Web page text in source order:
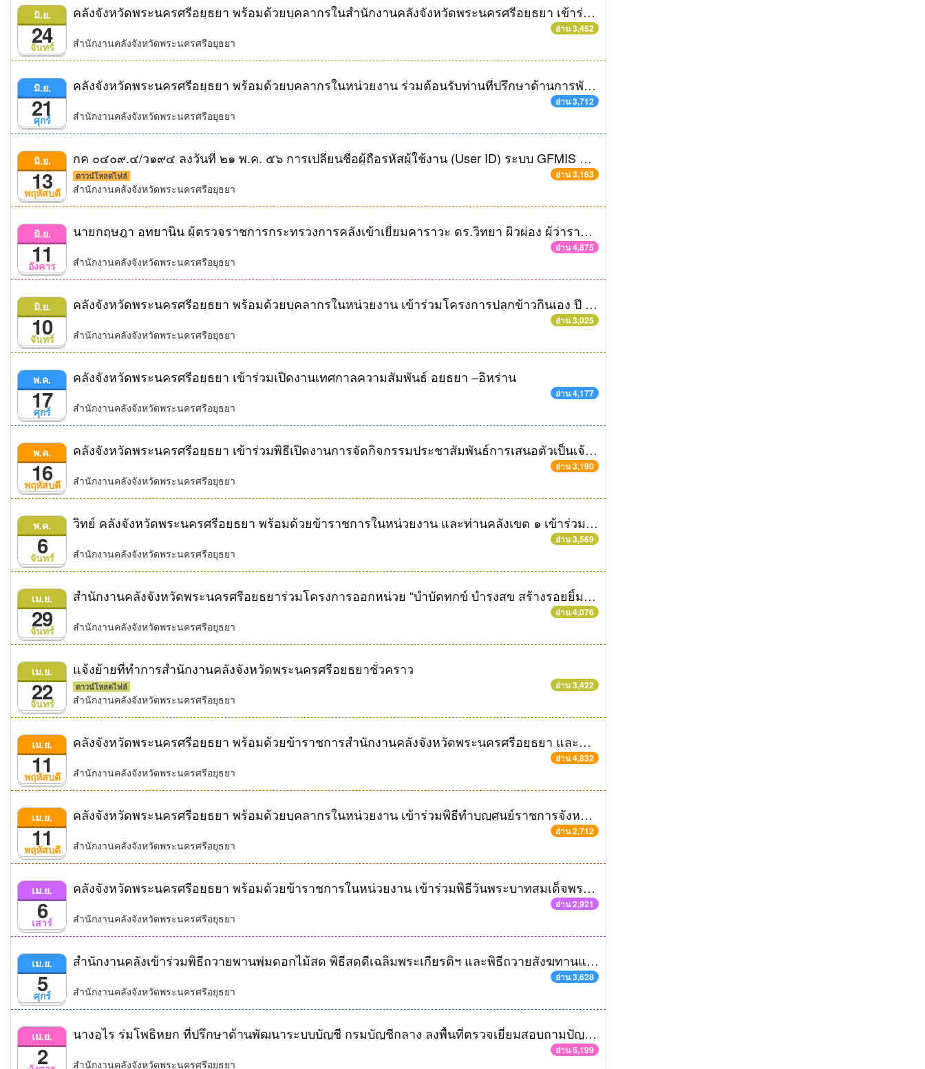
จันทร์
มิ.ย.
24
คลังจังหวัดพระนครศรีอยุธยา พร้อมด้วยบุคลากรในสำนักงานคลังจังหวัดพระนครศรีอยุธยา เข้าร่วมโครงการประชุมสัมมนาการแลกเปลี่ยนเรียนรู้ของสำนักงานคลังเขตและสำนักงานคลังจังหวัดภายในเขต ๑
อ่าน 3,452
สำนักงานคลังจังหวัดพระนครศรีอยุธยา
ศุกร์
มิ.ย.
21
คลังจังหวัดพระนครศรีอยุธยา พร้อมด้วยบุคลากรในหน่วยงาน ร่วมต้อนรับท่านที่ปรึกษาด้านการพัฒนาระบบการเงินการคลัง (นางสาวสุทธิรัตน์ รัตนโชติ)
อ่าน 3,712
สำนักงานคลังจังหวัดพระนครศรีอยุธยา
พฤหัสบดี
มิ.ย.
13
กค ๐๔๐๙.๔/ว๑๙๔ ลงวันที่ ๒๑ พ.ค. ๕๖ การเปลี่ยนชื่อผู้ถือรหัสผู้ใช้งาน (User ID) ระบบ GFMIS Web Online
ดาวน์โหลดไฟล์ อ่าน 3,163
สำนักงานคลังจังหวัดพระนครศรีอยุธยา
อังคาร
มิ.ย.
11
นายกฤษฎา อุทยานิน ผู้ตรวจราชการกระทรวงการคลังเข้าเยี่ยมคาราวะ ดร.วิทยา ผิวผ่อง ผู้ว่าราชการจังหวัดพระนครศรีอยุธยา ในโอกาสเดินทางมาตรวจราชการหน่วยงานในสังกัดกระทรวงการคลังจังหวัดพระนครศรีอยุธยา
อ่าน 4,875
สำนักงานคลังจังหวัดพระนครศรีอยุธยา
จันทร์
มิ.ย.
10
คลังจังหวัดพระนครศรีอยุธยา พร้อมด้วยบุคลากรในหน่วยงาน เข้าร่วมโครงการปลูกข้าวกินเอง ปี ๒๕๕๖ ครั้งที่ ๒ กิจกรรมรับขวัญแม่โพสพและท่องเที่ยว จังหวัดพระนครศรีอยุธยา
อ่าน 3,025
สำนักงานคลังจังหวัดพระนครศรีอยุธยา
ศุกร์
พ.ค.
17
คลังจังหวัดพระนครศรีอยุธยา เข้าร่วมเปิดงานเทศกาลความสัมพันธ์ อยุธยา –อิหร่าน
อ่าน 4,177
สำนักงานคลังจังหวัดพระนครศรีอยุธยา
พฤหัสบดี
พ.ค.
16
คลังจังหวัดพระนครศรีอยุธยา เข้าร่วมพิธีเปิดงานการจัดกิจกรรมประชาสัมพันธ์การเสนอตัวเป็นเจ้าภาพจัดงานมหกรรมโลก World Expo ๒๐๒๐
อ่าน 3,190
สำนักงานคลังจังหวัดพระนครศรีอยุธยา
จันทร์
พ.ค.
6
วิทย์ คลังจังหวัดพระนครศรีอยุธยา พร้อมด้วยข้าราชการในหน่วยงาน และท่านคลังเขต ๑ เข้าร่วมพิธีถวายราชสดุดีเนื่องในวันฉัตรมงคล
อ่าน 3,569
สำนักงานคลังจังหวัดพระนครศรีอยุธยา
จันทร์
เม.ย.
29
สำนักงานคลังจังหวัดพระนครศรีอยุธยาร่วมโครงการออกหน่วย “บำบัดทุกข์ บำรุงสุข สร้างรอยยิ้มให้ประชาชน”
อ่าน 4,076
สำนักงานคลังจังหวัดพระนครศรีอยุธยา
จันทร์
เม.ย.
22
แจ้งย้ายที่ทำการสำนักงานคลังจังหวัดพระนครศรีอยุธยาชั่วคราว
ดาวน์โหลดไฟล์ อ่าน 3,422
สำนักงานคลังจังหวัดพระนครศรีอยุธยา
พฤหัสบดี
เม.ย.
11
คลังจังหวัดพระนครศรีอยุธยา พร้อมด้วยข้าราชการสำนักงานคลังจังหวัดพระนครศรีอยุธยา และท่านคลังเขต 1 ร่วมงานวันสงกรานต์รดน้ำดำหัวขอพรจากผู้ว่าราชการจังหวัดพระนครศรีอยุธยา
อ่าน 4,832
สำนักงานคลังจังหวัดพระนครศรีอยุธยา
พฤหัสบดี
เม.ย.
11
คลังจังหวัดพระนครศรีอยุธยา พร้อมด้วยบุคลากรในหน่วยงาน เข้าร่วมพิธีทำบุญศูนย์ราชการจังหวัดพระนครศรีอยุธยา
อ่าน 2,712
สำนักงานคลังจังหวัดพระนครศรีอยุธยา
เสาร์
เม.ย.
6
คลังจังหวัดพระนครศรีอยุธยา พร้อมด้วยข้าราชการในหน่วยงาน เข้าร่วมพิธีวันพระบาทสมเด็จพระพุทธยอดฟ้าจุฬาโลกมหาราช วันที่ระลึกมหาจักรีบรมราชวงศ์
อ่าน 2,921
สำนักงานคลังจังหวัดพระนครศรีอยุธยา
ศุกร์
เม.ย.
5
สำนักงานคลังเข้าร่วมพิธีถวายพานพุ่มดอกไม้สด พิธีสดุดีเฉลิมพระเกียรติฯ และพิธีถวายสังฆทานแด่พระภิกษุสงฆ์ จำนวน 419 รูป
อ่าน 3,628
สำนักงานคลังจังหวัดพระนครศรีอยุธยา
เม.ย.
2
นางอุไร ร่มโพธิหยก ที่ปรึกษาด้านพัฒนาระบบบัญชี กรมบัญชีกลาง ลงพื้นที่ตรวจเยี่ยมสอบถามปัญหาการปฏิบัติงาน
อ่าน 5,199
สำนักงานคลังจังหวัดพระนครศรีอยุธยา